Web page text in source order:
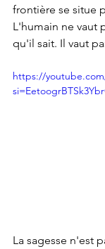
frontière se situe
L'humain ne vaut
qu'il sait. Il vaut
https://
La sagesse n'est